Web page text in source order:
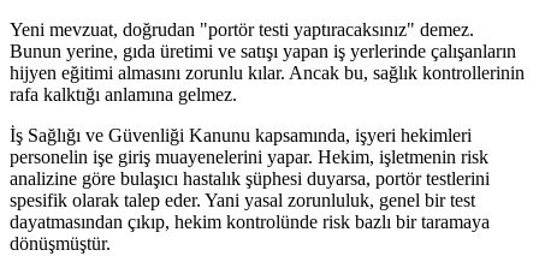
Yeni mevzuat, doğrudan "portör testi yaptıracaksınız" demez.
Bunun yerine, gıda üretimi ve satışı yapan iş yerlerinde çalışanların
hijyen eğitimi almasını zorunlu kılar. Ancak bu, sağlık kontrollerinin
rafa kalktığı anlamına gelmez.
İş Sağlığı ve Güvenliği Kanunu kapsamında, işyeri hekimleri
personelin işe giriş muayenelerini yapar. Hekim, işletmenin risk
analizine göre bulaşıcı hastalık şüphesi duyarsa, portör testlerini
spesifik olarak talep eder. Yani yasal zorunluluk, genel bir test
dayatmasından çıkıp, hekim kontrolünde risk bazlı bir taramaya
dönüşmüştür.